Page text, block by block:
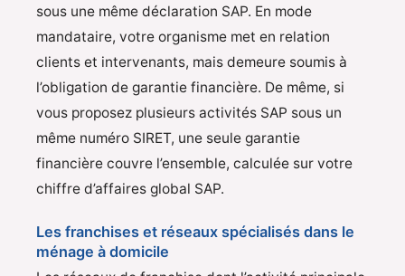
sous une même déclaration SAP. En mode
mandataire, votre organisme met en relation
clients et intervenants, mais demeure soumis à
l’obligation de garantie financière. De même, si
vous proposez plusieurs activités SAP sous un
même numéro SIRET, une seule garantie
financière couvre l’ensemble, calculée sur votre
chiffre d’affaires global SAP.
Les franchises et réseaux spécialisés dans le
ménage à domicile